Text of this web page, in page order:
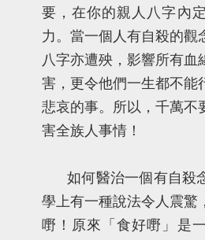
要，在你的親人八字內
力。當一個人有自殺的觀
八字亦遭殃，影響所有血
害，更令他們一生都不能
悲哀的事。所以，千萬不
害全族人事情！
如何醫治一個有自殺
學上有一種說法令人震驚
嘢！原來「食好嘢」是